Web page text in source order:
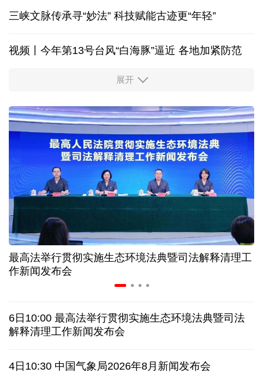
三峡文脉传承寻“妙法” 科技赋能古迹更“年轻”
视频丨今年第13号台风“白海豚”逼近 各地加紧防范
柔性制造，高效匹配差异化需求
“零关税”实施100天 见证中非合作新气象
高温下用电负荷创新高 解码今夏的清凉底气
活力中国调研行丨弯道超车 如何“皖”美提速
年中经济观察 服务实体经济 财政金融打出"组合拳"
7月份中国仓储指数保持扩张 行业运行韧性较强
俄黑客称获取北约直接参与袭击俄领土证据
全球媒体聚焦︱外媒：美国劳动力市场正在走弱
展开
最高法举行贯彻实施生态环境法典暨司法解释清理工
作新闻发布会
6日10:00 最高法举行贯彻实施生态环境法典暨司法
解释清理工作新闻发布会
4日10:30 中国气象局2026年8月新闻发布会